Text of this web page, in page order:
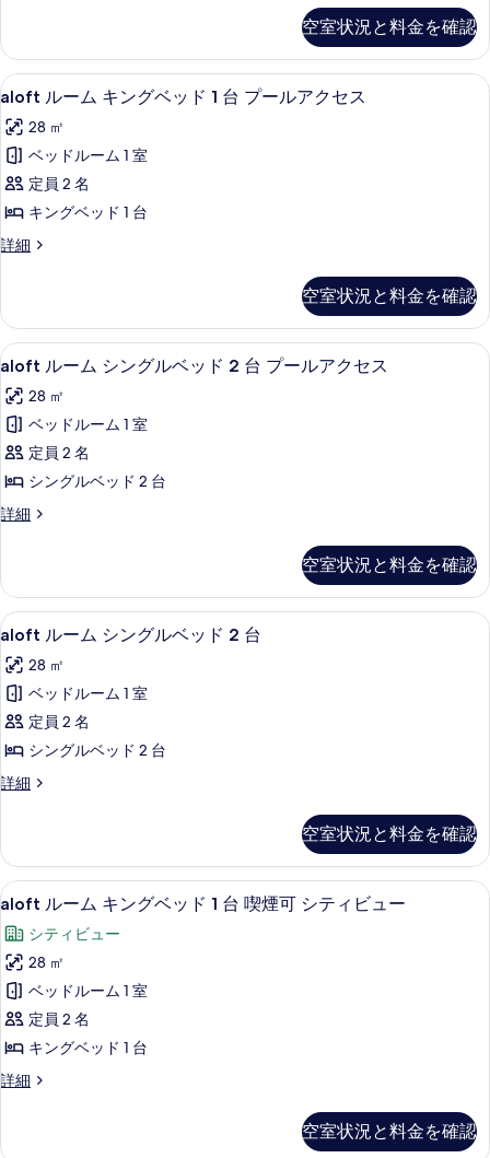
件
ッ
ド
1
台
の
す
べ
て
真
を
表
示
す
る
キ
ン
グ
ッ
ド
台
の
細
空室状況と料金を確認
aloft
ル
ー
ム
キ
ン
グ
ッ
ド
1
台
プ
ー
ル
ア
ス
の
す
べ
て
の
写
真
示
す
る
aloft ルーム キングベッド 1 台 プー
6
aloft ルーム キングベッド 1 台 プールアクセス
28 ㎡
ベッドルーム 1 室
定員 2 名
キングベッド 1 台
詳細
aloft
キ
ン
グ
ッ
ド
台
プ
ル
ス
の
詳
細
空室状況と料金を確認
aloft
ル
ー
ム
シ
ン
グ
ベ
ッ
ド
2
台
プ
ー
ル
セ
ス
の
す
べ
て
の
写
真
aloft ルーム シングルベッド 2 台 プ
5
aloft ルーム シングルベッド 2 台 プールアクセス
28 ㎡
ベッドルーム 1 室
定員 2 名
シングルベッド 2 台
詳細
aloft
シ
ン
グ
ベ
ッ
2
台
ー
セ
ス
の
詳
細
空室状況と料金を確認
aloft
ル
ー
ム
シ
ン
グ
ベ
ッ
ド
2
台
の
す
べ
て
ミニバー、セーフティボックス (室
5
aloft ルーム シングルベッド 2 台
28 ㎡
ベッドルーム 1 室
定員 2 名
シングルベッド 2 台
詳細
aloft
シ
ン
グ
ベ
ッ
ド
2
台
の
詳
細
空室状況と料金を確認
aloft
ル
ー
ム
キ
ン
グ
ベ
ド
aloft ルーム キングベッド 1 台 喫煙
4
aloft ルーム キングベッド 1 台 喫煙可 シティビュー
シティビュー
28 ㎡
ベッドルーム 1 室
定員 2 名
キングベッド 1 台
詳細
aloft
空室状況と料金を確認